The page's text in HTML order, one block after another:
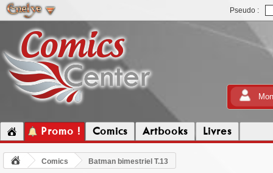
Pseudo :
Promo ! Comics Artbooks Livres
Comics Batman bimestriel T.13